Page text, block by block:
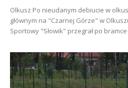
Olkusz Po nieudanym debiucie w
głównym na "Czarnej Górze" w
Sportowy "Słowik" przegrał po bramce